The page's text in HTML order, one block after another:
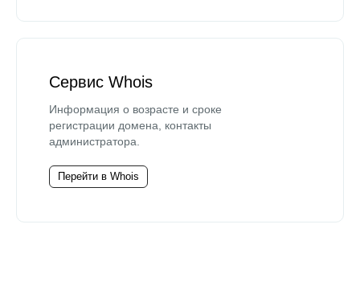
Сервис Whois
Информация о возрасте и сроке
регистрации домена, контакты
администратора.
Перейти в Whois